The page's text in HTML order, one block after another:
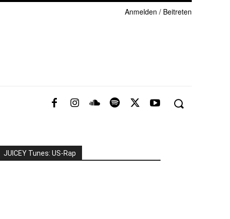
Anmelden / Beitreten
JUICEY Tunes: US-Rap